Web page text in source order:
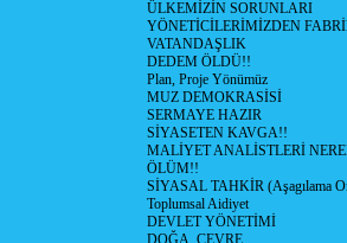
ÜLKEMİZİN SORUNLARI
YÖNETİCİLERİMİZDEN
VATANDAŞLIK
DEDEM ÖLDÜ!!
Plan, Proje Yönümüz
MUZ DEMOKRASİSİ
SERMAYE HAZIR
SİYASETEN KAVGA!!
MALİYET ANALİSTLERİ
ÖLÜM!!
SİYASAL TAHKİR (Aşagılama
Toplumsal Aidiyet
DEVLET YÖNETİMİ
DOĞA, ÇEVRE